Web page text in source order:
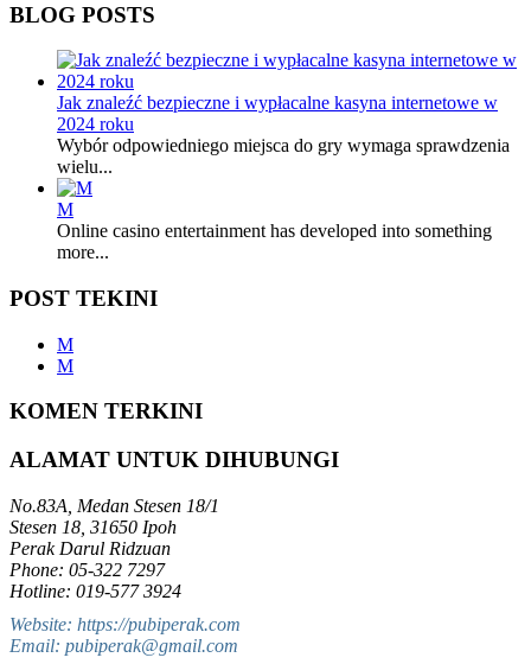
BLOG POSTS
Jak znaleźć bezpieczne i wypłacalne kasyna internetowe w
2024 roku
Wybór odpowiedniego miejsca do gry wymaga sprawdzenia
wielu...
M
Online casino entertainment has developed into something
more...
POST TEKINI
M
M
KOMEN TERKINI
ALAMAT UNTUK DIHUBUNGI
No.83A, Medan Stesen 18/1
Stesen 18, 31650 Ipoh
Perak Darul Ridzuan
Phone: 05-322 7297
Hotline: 019-577 3924
Website: https://pubiperak.com
Email: pubiperak@gmail.com